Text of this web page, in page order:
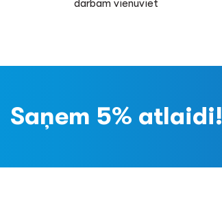
darbam vienuviet
Saņem 5% atlaidi!